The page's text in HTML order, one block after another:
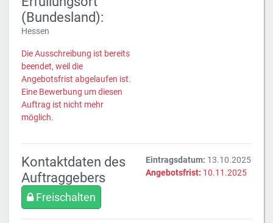
(Bundesland):
Hessen
Die Ausschreibung ist bereits
beendet, weil die
Angebotsfrist abgelaufen ist.
Eine Bewerbung um diesen
Auftrag ist nicht mehr
möglich.
Kontaktdaten des
Auftraggebers
Freischalten
Eintragsdatum: 13.10.2025
Angebotsfrist: 10.11.2025